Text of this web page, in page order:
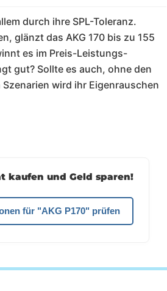
durch ihre SPL-Toleranz.
glänzt das AKG 170 bis zu 155
es im Preis-Leistungs-
gut? Sollte es auch, ohne den
wird ihr Eigenrauschen
kaufen und Geld sparen!
für "AKG P170" prüfen